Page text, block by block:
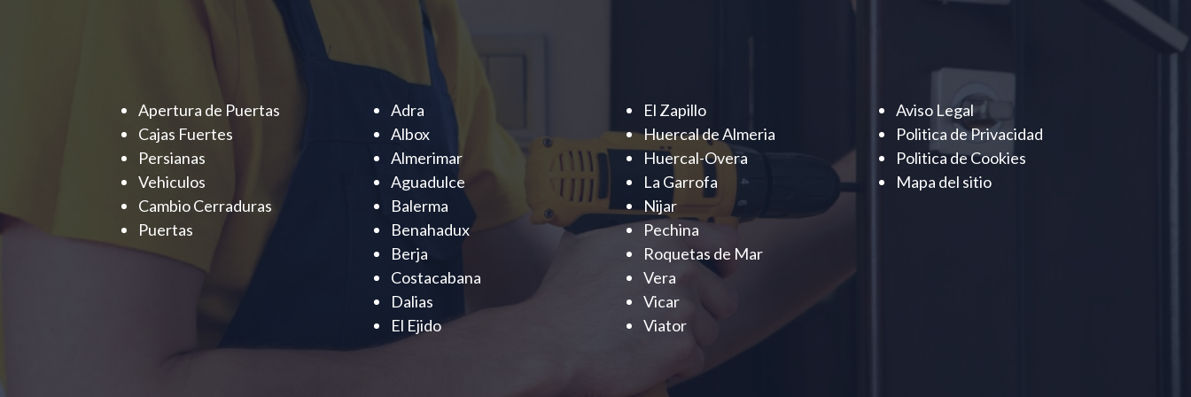
Apertura de Puertas
Cajas Fuertes
Persianas
Vehiculos
Cambio Cerraduras
Puertas
Adra
Albox
Almerimar
Aguadulce
Balerma
Benahadux
Berja
Costacabana
Dalias
El Ejido
El Zapillo
Huercal de Almeria
Huercal-Overa
La Garrofa
Nijar
Pechina
Roquetas de Mar
Vera
Vicar
Viator
Aviso Legal
Politica de Privacidad
Politica de Cookies
Mapa del sitio